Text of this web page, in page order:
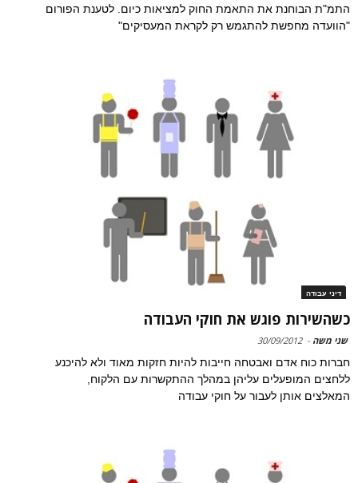
התמ"ת הבוחנת את התאמת החוק למציאות כיום. לטענת הפורום
"הוועדה מחפשת להתגמש רק לקראת המעסיקים"
דיני עבודה
כשהשירות פוגש את חוקי העבודה
שני משה -
30/09/2012
חברות כוח אדם ואבטחה חייבות להיות חזקות מאוד ולא להיכנע
ללחצים המופעלים עליהן במהלך ההתקשרות עם הלקוח,
המאלצים אותן לעבור על חוקי עבודה